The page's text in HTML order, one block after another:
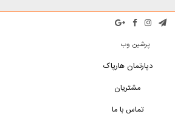
پرشین وب
دپارتمان هارپاک
مشتریان
تماس با ما